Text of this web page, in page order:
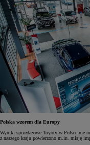
Polska wzorem dla Europy
Wyniki sprzedażowe Toyoty w Polsce nie
z naszego kraju powierzono m.in. misję